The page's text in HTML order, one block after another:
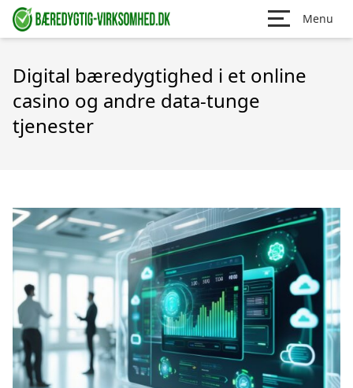
Menu
Digital bæredygtighed i et online
casino og andre data-tunge
tjenester